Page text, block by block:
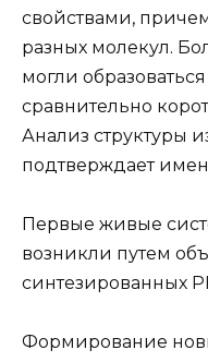
свойствами,
разных молекул.
могли
сравнительно
Анализ структуры
подтверждает
Первые живые
возникли путем
синтезированных
Формирование